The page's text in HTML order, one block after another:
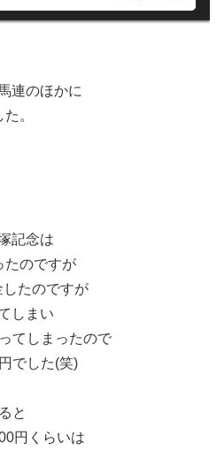
連のほかに
。
記念は
たのですが
したのですが
しまい
てしまったので
でした(笑)
と
円くらいは